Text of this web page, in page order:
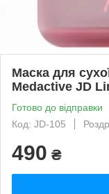
Маска для
Medactive JD
Готово до відправки
Код: JD-105
490 ₴